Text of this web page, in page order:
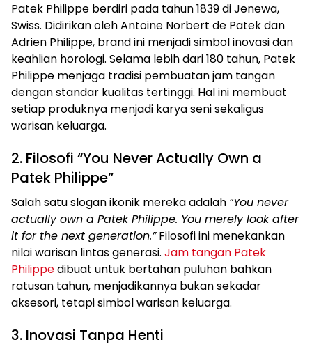
Patek Philippe berdiri pada tahun 1839 di Jenewa,
Swiss. Didirikan oleh Antoine Norbert de Patek dan
Adrien Philippe, brand ini menjadi simbol inovasi dan
keahlian horologi. Selama lebih dari 180 tahun, Patek
Philippe menjaga tradisi pembuatan jam tangan
dengan standar kualitas tertinggi. Hal ini membuat
setiap produknya menjadi karya seni sekaligus
warisan keluarga.
2. Filosofi “You Never Actually Own a
Patek Philippe”
Salah satu slogan ikonik mereka adalah “You never
actually own a Patek Philippe. You merely look after
it for the next generation.”Filosofi ini menekankan
nilai warisan lintas generasi. Jam tangan Patek
Philippedibuat untuk bertahan puluhan bahkan
ratusan tahun, menjadikannya bukan sekadar
aksesori, tetapi simbol warisan keluarga.
3. Inovasi Tanpa Henti